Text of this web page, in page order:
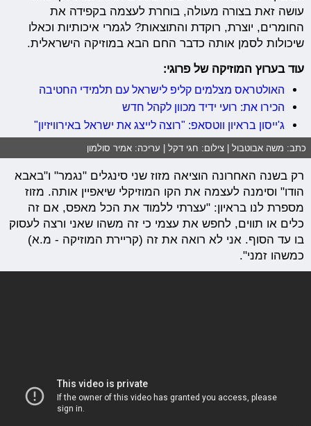
עושה זאת בצורה מעולה, בוחרת לעצמה בקפידה את
החומרים, יוצרת, רוקדת והתוצאות? לגמרי איכותיות וכאלו
שיכולות לסמן אותה כדבר החם הבא במוזיקה הישראלית.
עוד בערוץ המוזיקה של פרוגי:
האולטראס מצלמים קליפ לישראל עם תלמידי החטיבה
הכירו את: רועי ידיד מכוון לקהל חדש
ג'ייסון בראיון ווטסאפ: "רוצה לייצג את ישראל באירוויזיון"
כתב: משה אבוטבול | צילום: חגי דקל | עריכה: אמיר סולמון
רק בשנה האחרונה הוציאה מזוז שני סינגלים "נגמר" ו"באבא
הודו" וסימנה לעצמה את הקו המוזיקלי שיאפיין אותה. מזוז
מספרת לנו בראיון: "עצרתי ללמוד את הכל מאפס, אם זה
כלים או תווים, לחפש את עצמי כי זה משהו שאני ורצה לעסוק
בו עד הסוף. אני לא רואה את זה (קריירת המוזיקה - מ.א)
כמשהו זמני".